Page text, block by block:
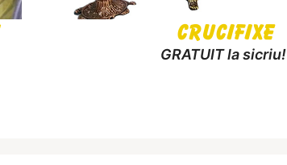
Crucifixe
GRATUIT la sicriu!